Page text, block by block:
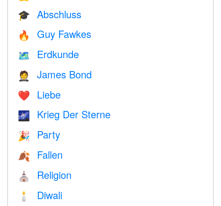
🎓 Abschluss
🔥 Guy Fawkes
🗺 Erdkunde
🤵 James Bond
❤️️ Liebe
🌌 Krieg Der Sterne
🎉 Party
🍂 Fallen
⛪️ Religion
🕯 Diwali